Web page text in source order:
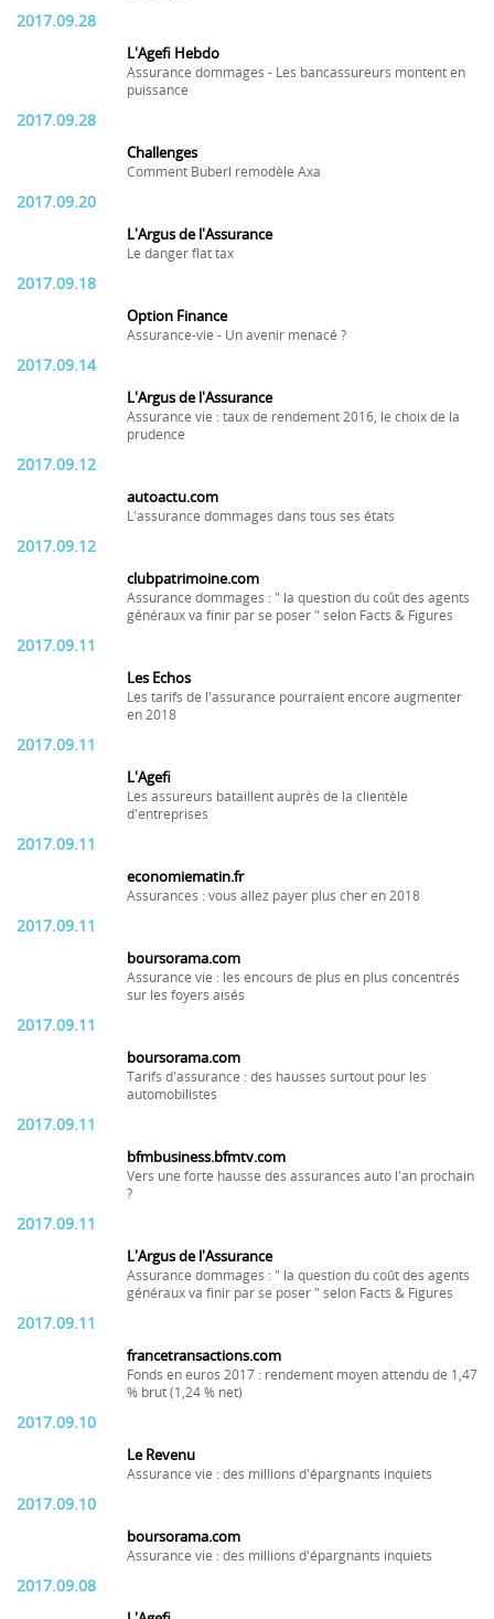
2017.09.28
L'Agefi Hebdo
Assurance dommages - Les bancassureurs montent en
puissance
2017.09.28
Challenges
Comment Buberl remodèle Axa
2017.09.20
L'Argus de l'Assurance
Le danger flat tax
2017.09.18
Option Finance
Assurance-vie - Un avenir menacé ?
2017.09.14
L'Argus de l'Assurance
Assurance vie : taux de rendement 2016, le choix de la
prudence
2017.09.12
autoactu.com
L'assurance dommages dans tous ses états
2017.09.12
clubpatrimoine.com
Assurance dommages : " la question du coût des agents
généraux va finir par se poser " selon Facts & Figures
2017.09.11
Les Echos
Les tarifs de l'assurance pourraient encore augmenter
en 2018
2017.09.11
L'Agefi
Les assureurs bataillent auprès de la clientèle
d'entreprises
2017.09.11
economiematin.fr
Assurances : vous allez payer plus cher en 2018
2017.09.11
boursorama.com
Assurance vie : les encours de plus en plus concentrés
sur les foyers aisés
2017.09.11
boursorama.com
Tarifs d'assurance : des hausses surtout pour les
automobilistes
2017.09.11
bfmbusiness.bfmtv.com
Vers une forte hausse des assurances auto l'an prochain
?
2017.09.11
L'Argus de l'Assurance
Assurance dommages : " la question du coût des agents
généraux va finir par se poser " selon Facts & Figures
2017.09.11
francetransactions.com
Fonds en euros 2017 : rendement moyen attendu de 1,47
% brut (1,24 % net)
2017.09.10
Le Revenu
Assurance vie : des millions d'épargnants inquiets
2017.09.10
boursorama.com
Assurance vie : des millions d'épargnants inquiets
2017.09.08